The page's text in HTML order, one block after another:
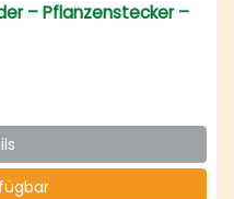
– Pflanzenstecker –